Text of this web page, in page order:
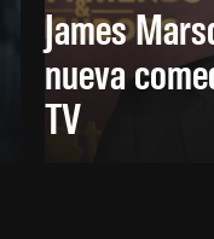
James
nueva
TV